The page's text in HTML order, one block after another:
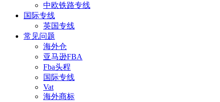
中欧铁路专线
国际专线
英国专线
常见问题
海外仓
亚马逊FBA
Fba头程
国际专线
Vat
海外商标